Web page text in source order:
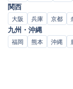
関西
大阪 兵庫 京都
九州・沖縄
福岡 熊本 沖縄